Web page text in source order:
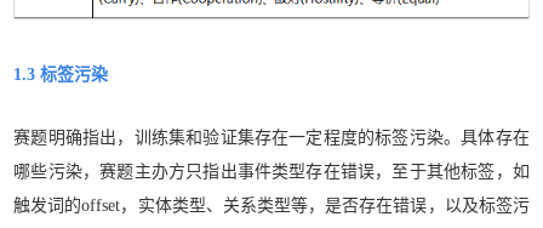
1.3 标签污染
赛题明确指出，训练集和验证集存在一定程度的标签污染。具体存在
哪些污染，赛题主办方只指出事件类型存在错误，至于其他标签，如
触发词的offset，实体类型、关系类型等，是否存在错误，以及标签污